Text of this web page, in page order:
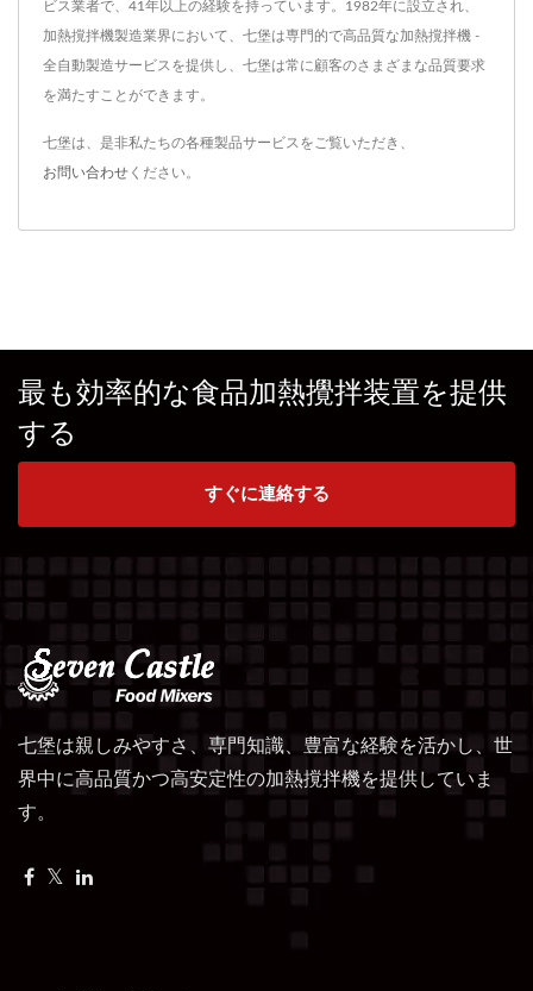
ビス業者で、41年以上の経験を持っています。1982年に設立され、
加熱撹拌機製造業界において、七堡は専門的で高品質な加熱撹拌機 -
全自動製造サービスを提供し、七堡は常に顧客のさまざまな品質要求
を満たすことができます。
七堡は、是非私たちの各種製品サービスをご覧いただき、
お問い合わせ ください。
最も効率的な食品加熱攪拌装置を提供
する
すぐに連絡する
七堡は親しみやすさ、専門知識、豊富な経験を活かし、世
界中に高品質かつ高安定性の加熱撹拌機を提供していま
す。